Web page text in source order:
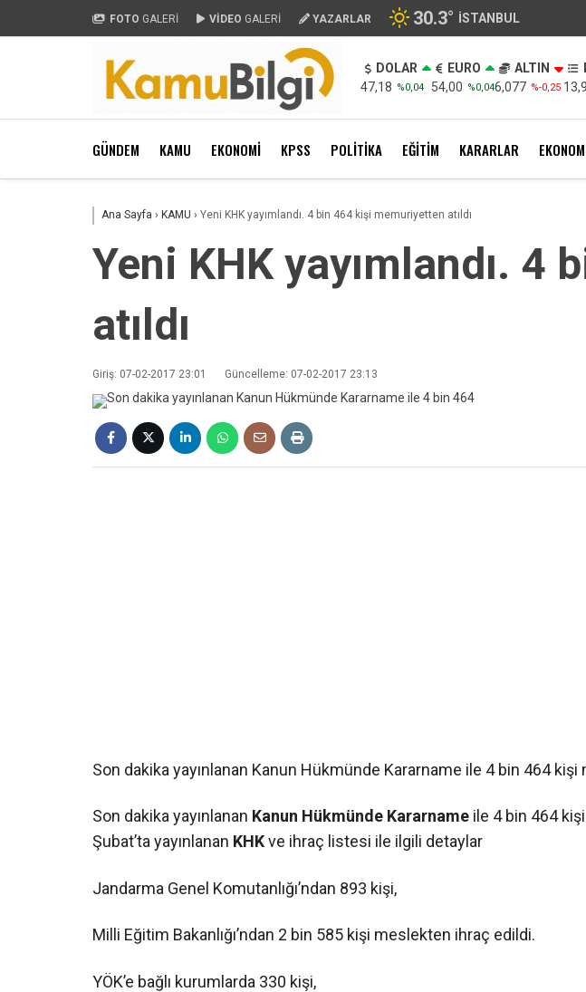
FOTO GALERİ VİDEO GALERİ YAZARLAR 30.3° İSTANBUL
DOLAR
47,18 %0,04
EURO
54,00 %0,04
ALTIN
6,077 %-0,25
GÜNDEM KAMU EKONOMİ KPSS POLİTİKA EĞİTİM KARARLAR
Ana Sayfa › KAMU › Yeni KHK yayımlandı. 4 bin 464 kişi memuriyetten atıldı
Yeni KHK yayımlandı.
atıldı
Giriş: 07-02-2017 23:01 Güncelleme: 07-02-2017 23:13
Son dakika yayınlanan Kanun Hükmünde Kararname ile 4 bin 464 kişi
Son dakika yayınlanan Kanun Hükmünde Kararname ile 4 bin 464
Şubat’ta yayınlanan KHKve ihraç listesi ile ilgili detaylar
Jandarma Genel Komutanlığı’ndan 893 kişi,
Milli Eğitim Bakanlığı’ndan 2 bin 585 kişi meslekten ihraç edildi.
YÖK’e bağlı kurumlarda 330 kişi,